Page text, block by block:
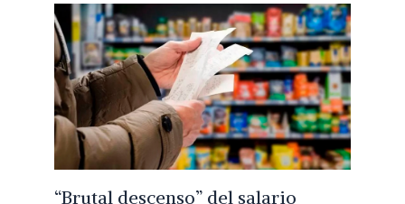
“Brutal descenso” del salario